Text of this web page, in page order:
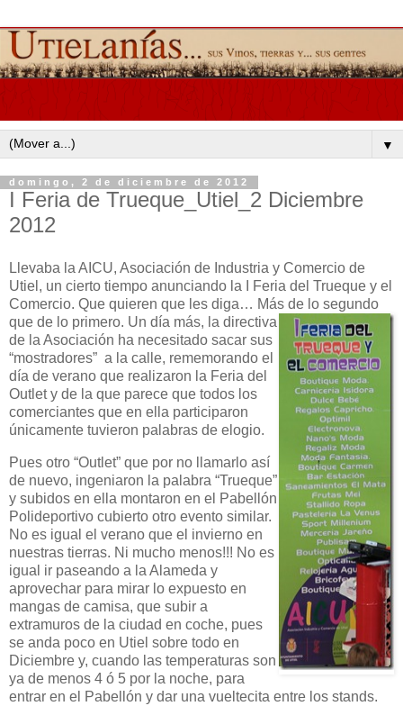
▼
domingo, 2 de diciembre de 2012
I Feria de Trueque_Utiel_2 Diciembre
2012
Llevaba la AICU, Asociación de Industria y Comercio de
Utiel, un cierto tiempo anunciando la I Feria del Trueque y el
Comercio. Que quieren que les diga… Más de lo segundo
que de lo primero. Un día más, la directiva
de la Asociación ha necesitado sacar sus
“mostradores” a la calle, rememorando el
día de verano que realizaron la Feria del
Outlet y de la que parece que todos los
comerciantes que en ella participaron
únicamente tuvieron palabras de elogio.
Pues otro “Outlet” que por no llamarlo así
de nuevo, ingeniaron la palabra “Trueque”
y subidos en ella montaron en el Pabellón
Polideportivo cubierto otro evento similar.
No es igual el verano que el invierno en
nuestras tierras. Ni mucho menos!!! No es
igual ir paseando a la Alameda y
aprovechar para mirar lo expuesto en
mangas de camisa, que subir a
extramuros de la ciudad en coche, pues
se anda poco en Utiel sobre todo en
Diciembre y, cuando las temperaturas son
ya de menos 4 ó 5 por la noche, para
entrar en el Pabellón y dar una vueltecita entre los stands.